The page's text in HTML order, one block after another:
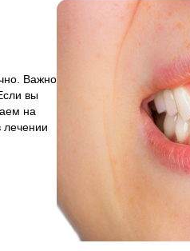
Важно
вы
на
лечении